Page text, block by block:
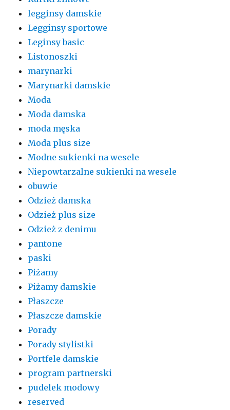
legginsy damskie
Legginsy sportowe
Leginsy basic
Listonoszki
marynarki
Marynarki damskie
Moda
Moda damska
moda męska
Moda plus size
Modne sukienki na wesele
Niepowtarzalne sukienki na wesele
obuwie
Odzież damska
Odzież plus size
Odzież z denimu
pantone
paski
Piżamy
Piżamy damskie
Płaszcze
Płaszcze damskie
Porady
Porady stylistki
Portfele damskie
program partnerski
pudelek modowy
reserved